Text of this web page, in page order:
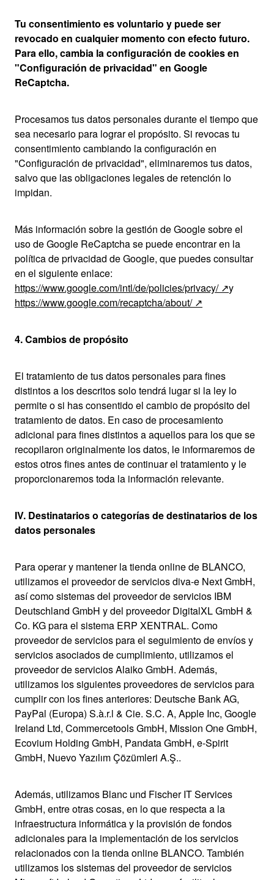
Tu consentimiento es voluntario y puede ser
revocado en cualquier momento con efecto futuro.
Para ello, cambia la configuración de cookies en
"Configuración de privacidad" en Google
ReCaptcha.
Procesamos tus datos personales durante el tiempo que
sea necesario para lograr el propósito. Si revocas tu
consentimiento cambiando la configuración en
"Configuración de privacidad", eliminaremos tus datos,
salvo que las obligaciones legales de retención lo
impidan.
Más información sobre la gestión de Google sobre el
uso de Google ReCaptcha se puede encontrar en la
política de privacidad de Google, que puedes consultar
en el siguiente enlace:
https://www.google.com/intl/de/policies/privacy/
y
https://www.google.com/recaptcha/about/
4. Cambios de propósito
El tratamiento de tus datos personales para fines
distintos a los descritos solo tendrá lugar si la ley lo
permite o si has consentido el cambio de propósito del
tratamiento de datos. En caso de procesamiento
adicional para fines distintos a aquellos para los que se
recopilaron originalmente los datos, le informaremos de
estos otros fines antes de continuar el tratamiento y le
proporcionaremos toda la información relevante.
IV. Destinatarios o categorías de destinatarios de los
datos personales
Para operar y mantener la tienda online de BLANCO,
utilizamos el proveedor de servicios diva-e Next GmbH,
así como sistemas del proveedor de servicios IBM
Deutschland GmbH y del proveedor DigitalXL GmbH &
Co. KG para el sistema ERP XENTRAL. Como
proveedor de servicios para el seguimiento de envíos y
servicios asociados de cumplimiento, utilizamos el
proveedor de servicios Alaiko GmbH. Además,
utilizamos los siguientes proveedores de servicios para
cumplir con los fines anteriores: Deutsche Bank AG,
PayPal (Europa) S.à.r.l & Cie. S.C. A, Apple Inc, Google
Ireland Ltd, Commercetools GmbH, Mission One GmbH,
Ecovium Holding GmbH, Pandata GmbH, e-Spirit
GmbH, Nuevo Yazılım Çözümleri A.Ş..
Además, utilizamos Blanc und Fischer IT Services
GmbH, entre otras cosas, en lo que respecta a la
infraestructura informática y la provisión de fondos
adicionales para la implementación de los servicios
relacionados con la tienda online BLANCO. También
utilizamos los sistemas del proveedor de servicios